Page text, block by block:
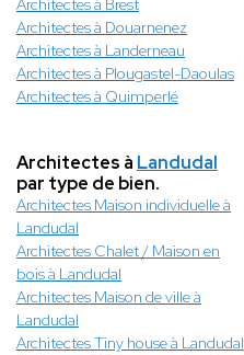
Architectes à Brest
Architectes à Douarnenez
Architectes à Landerneau
Architectes à Plougastel-Daoulas
Architectes à Quimperlé
Architectes à Landudal
par type de bien.
Architectes Maison individuelle à
Landudal
Architectes Chalet / Maison en
bois à Landudal
Architectes Maison de ville à
Landudal
Architectes Tiny house à Landudal